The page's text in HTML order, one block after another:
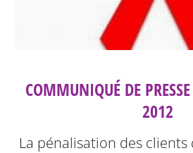
COMMUNIQUÉ DE
2012
La pénalisation des clients